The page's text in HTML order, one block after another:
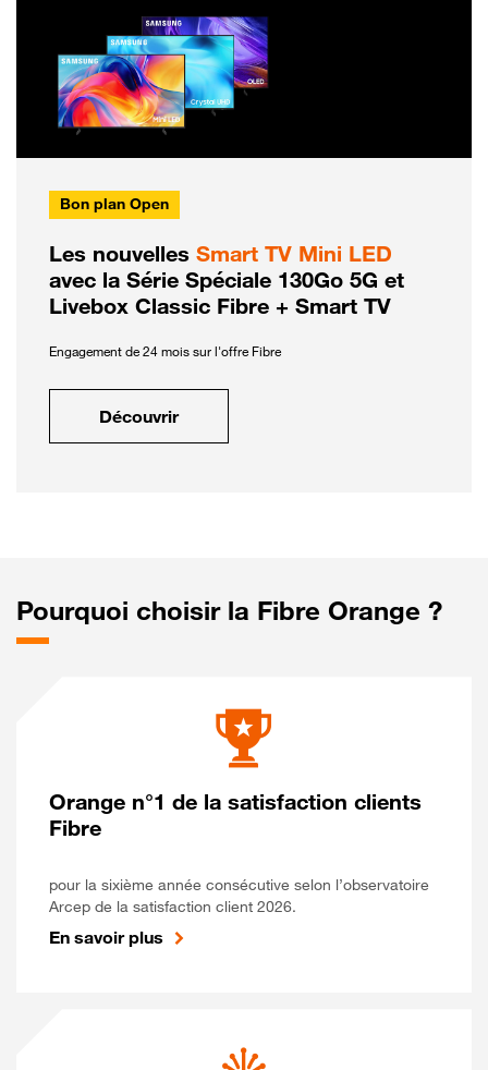
Bon plan Open
Les nouvelles Smart TV Mini LED
avec la Série Spéciale 130Go 5G et
Livebox Classic Fibre + Smart TV
Engagement de 24 mois sur l'offre Fibre
Découvrir
Pourquoi choisir la Fibre Orange ?
Orange n°1 de la satisfaction clients
Fibre
pour la sixième année consécutive selon l’observatoire
Arcep de la satisfaction client 2026.
En savoir plus